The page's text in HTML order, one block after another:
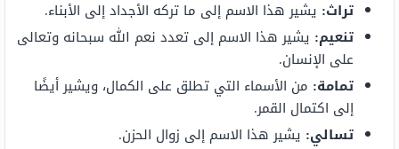
تراث: يشير هذا الاسم إلى ما تركه الأجداد إلى الأبناء.
تنعيم: يشير هذا الاسم إلى تعدد نعم الله سبحانه وتعالى
على الإنسان.
تمامة: من الأسماء التي تطلق على الكمال، ويشير أيضًا
إلى اكتمال القمر.
تسالي: يشير هذا الاسم إلى زوال الحزن.